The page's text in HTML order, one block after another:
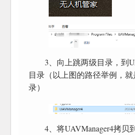
3、向上跳两级目录，到
目录（以上图的路径举例，就
录）
4、将UAVManager4拷贝